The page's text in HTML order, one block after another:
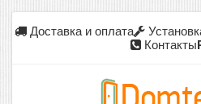
Доставка и оплата
Контакты